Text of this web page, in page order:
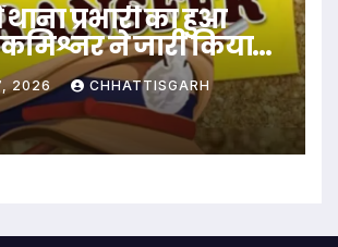
प्रभारी का हुआ
ने जारी किया
2026 CHHATTISGARH